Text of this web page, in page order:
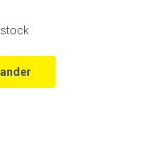
stock